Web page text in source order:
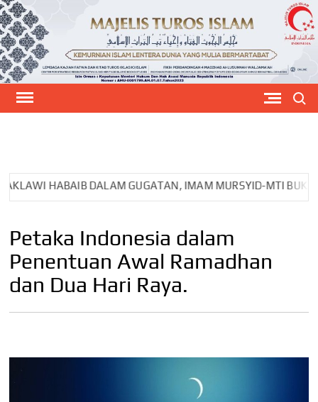
Skip
to
content
IMAM MURSYID-MTI BUKA DIALOG DENGAN IBHRS
Petaka Indonesia dalam
Penentuan Awal Ramadhan
dan Dua Hari Raya.